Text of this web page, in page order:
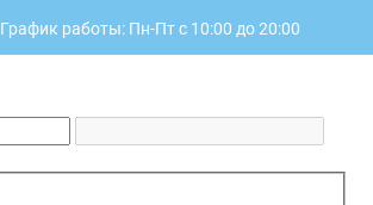
График работы: Пн-Пт с 10:00 до 20:00